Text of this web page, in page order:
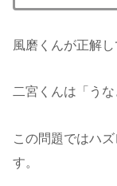
風磨くんが正解し
二宮くんは「う
この問題ではハ
す。